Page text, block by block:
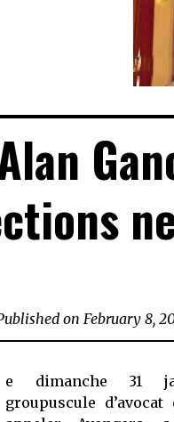
on February 8,
e dimanche 31
groupuscule